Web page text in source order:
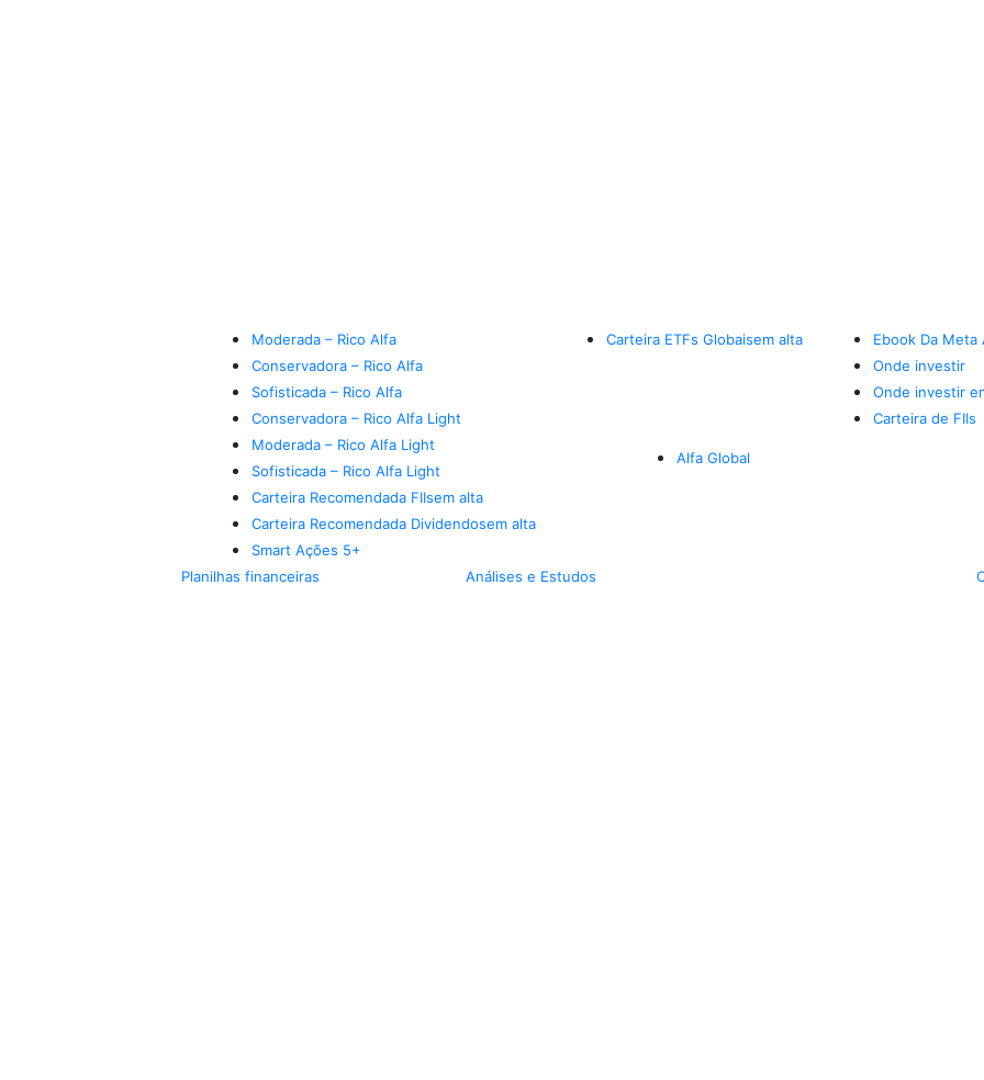
Moderada – Rico Alfa
Conservadora – Rico Alfa
Sofisticada – Rico Alfa
Conservadora – Rico Alfa Light
Moderada – Rico Alfa Light
Sofisticada – Rico Alfa Light
Carteira Recomendada FIIsem alta
Carteira Recomendada Dividendosem alta
Smart Ações 5+
Carteira ETFs Globaisem alta
Alfa Global
Ebook Da
Onde investir
Onde investir
Carteira de FIIs
Planilhas financeiras Análises e Estudos